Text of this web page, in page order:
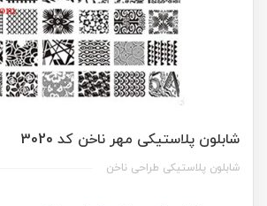
شابلون پلاستیکی مهر ناخن کد 3020
شابلون پلاستیکی طراحی ناخن